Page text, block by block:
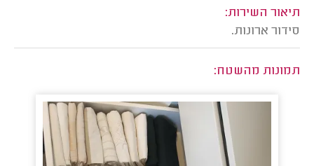
תיאור השירות:
סידור ארונות.
תמונות מהשטח: